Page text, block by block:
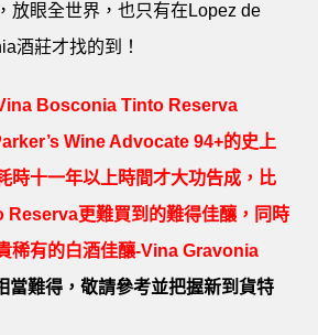
放眼全世界，也只有在Lopez de
酒莊才找的到！
Bosconia Tinto Reserva
Wine Advocate 94+的史上
時十一年以上時間才大功告成，比
更難買到的難得佳釀，同時
稀有的白酒佳釀-Vina Gravonia
當難得，敬請參考並把握新到貨特